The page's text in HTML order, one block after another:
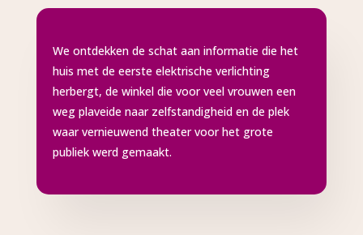
We ontdekken de schat aan informatie die het
huis met de eerste elektrische verlichting
herbergt, de winkel die voor veel vrouwen een
weg plaveide naar zelfstandigheid en de plek
waar vernieuwend theater voor het grote
publiek werd gemaakt.